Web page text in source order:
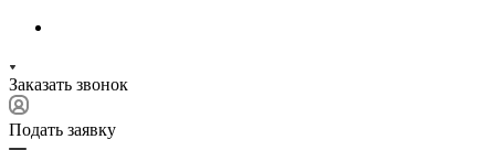
Заказать звонок
Подать заявку